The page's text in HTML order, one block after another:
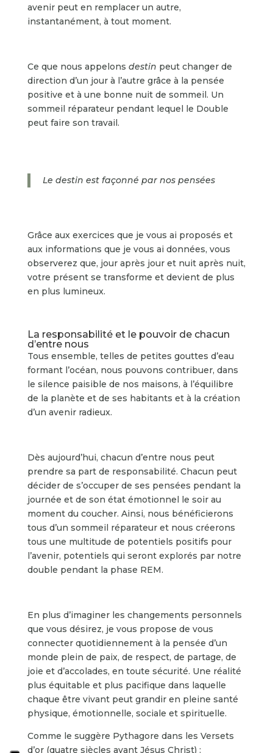
avenir peut en remplacer un autre,
instantanément, à tout moment.
Ce que nous appelons destin peut changer de
direction d’un jour à l’autre grâce à la pensée
positive et à une bonne nuit de sommeil. Un
sommeil réparateur pendant lequel le Double
peut faire son travail.
Le destin est façonné par nos pensées
Grâce aux exercices que je vous ai proposés et
aux informations que je vous ai données, vous
observerez que, jour après jour et nuit après nuit,
votre présent se transforme et devient de plus
en plus lumineux.
La responsabilité et le pouvoir de chacun
d’entre nous
Tous ensemble, telles de petites gouttes d’eau
formant l’océan, nous pouvons contribuer, dans
le silence paisible de nos maisons, à l’équilibre
de la planète et de ses habitants et à la création
d’un avenir radieux.
Dès aujourd’hui, chacun d’entre nous peut
prendre sa part de responsabilité. Chacun peut
décider de s’occuper de ses pensées pendant la
journée et de son état émotionnel le soir au
moment du coucher. Ainsi, nous bénéficierons
tous d’un sommeil réparateur et nous créerons
tous une multitude de potentiels positifs pour
l’avenir, potentiels qui seront explorés par notre
double pendant la phase REM.
En plus d’imaginer les changements personnels
que vous désirez, je vous propose de vous
connecter quotidiennement à la pensée d’un
monde plein de paix, de respect, de partage, de
joie et d’accolades, en toute sécurité. Une réalité
plus équitable et plus pacifique dans laquelle
chaque être vivant peut grandir en pleine santé
physique, émotionnelle, sociale et spirituelle.
Comme le suggère Pythagore dans les Versets
d’or (quatre siècles avant Jésus Christ) :